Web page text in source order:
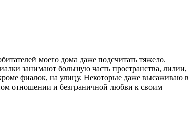
моего дома даже подсчитать тяжело.
занимают большую часть пространства, лилии,
фиалок, на улицу. Некоторые даже высаживаю в
отношении и безграничной любви к своим